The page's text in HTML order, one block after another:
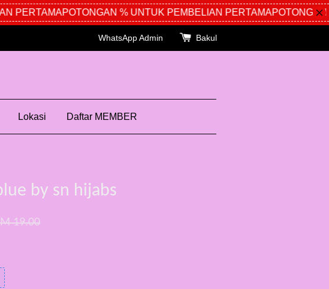
PERTAMAPOTONGAN % UNTUK PEMBELIAN PERTAMAPOTONGAN
WhatsApp Admin Bakul
Lokasi Daftar MEMBER
by sn hijabs
19.00